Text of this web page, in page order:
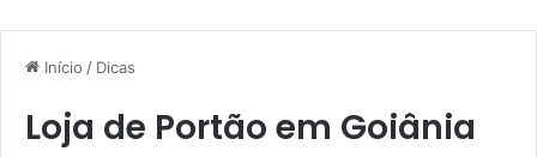
Início / Dicas
Loja de Portão em Goiânia